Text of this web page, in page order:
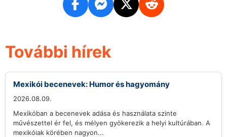
További hírek
Mexikói becenevek: Humor és hagyomány
2026.08.09.
Mexikóban a becenevek adása és használata szinte
művészettel ér fel, és mélyen gyökerezik a helyi kultúrában. A
mexikóiak körében nagyon...